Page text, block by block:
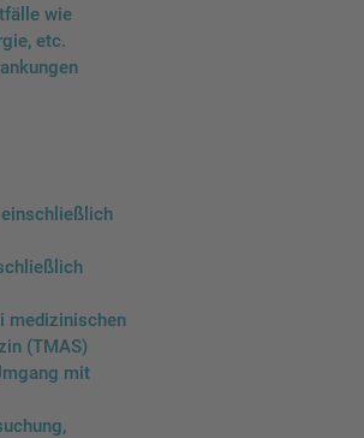
wie
etc.
einschließlich
medizinischen
(TMAS)
mit